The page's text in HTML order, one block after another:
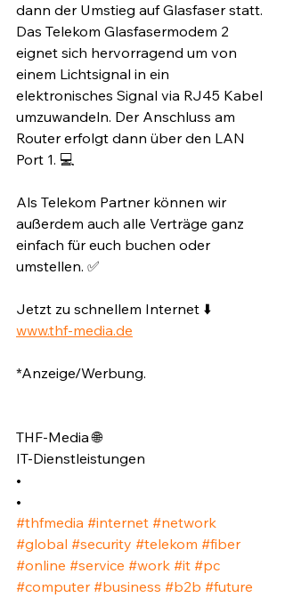
dann der Umstieg auf Glasfaser statt.
Das Telekom Glasfasermodem 2
eignet sich hervorragend um von
einem Lichtsignal in ein
elektronisches Signal via RJ45 Kabel
umzuwandeln. Der Anschluss am
Router erfolgt dann über den LAN
Port 1. 💻⁣
Als Telekom Partner können wir
außerdem auch alle Verträge ganz
einfach für euch buchen oder
umstellen. ✅⁣
Jetzt zu schnellem Internet ⬇️⁣
www.thf-media.de
*Anzeige/Werbung.⁣
THF-Media 🌐⁣
IT-Dienstleistungen⁣
•⁣
•⁣
#thfmedia #internet #network
#global #security #telekom #fiber
#online #service #work #it #pc
#computer #business #b2b #future